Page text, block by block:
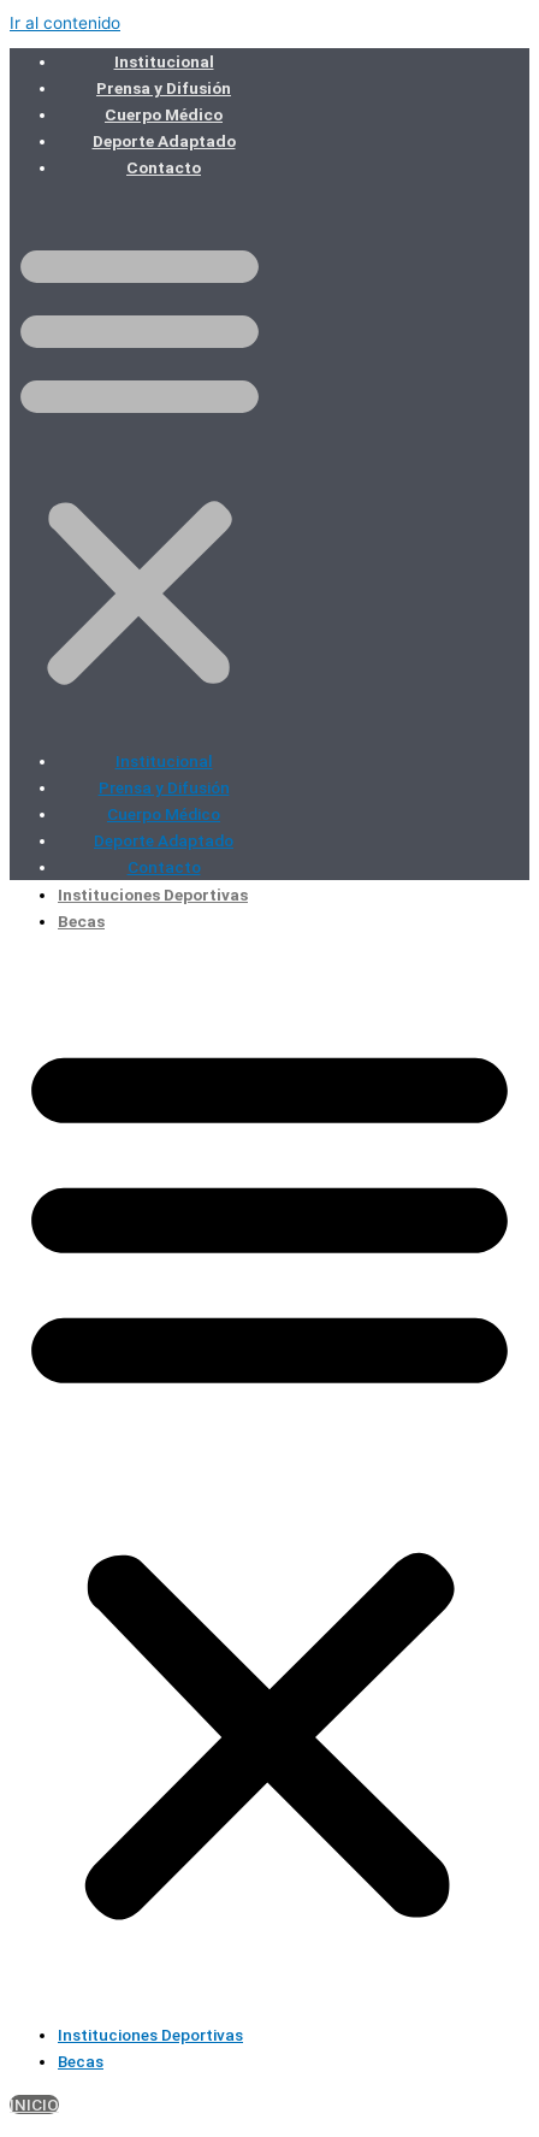
Ir al contenido
Institucional
Prensa y Difusión
Cuerpo Médico
Deporte Adaptado
Contacto
Institucional
Prensa y Difusión
Cuerpo Médico
Deporte Adaptado
Contacto
Instituciones Deportivas
Becas
Instituciones Deportivas
Becas
INICIO